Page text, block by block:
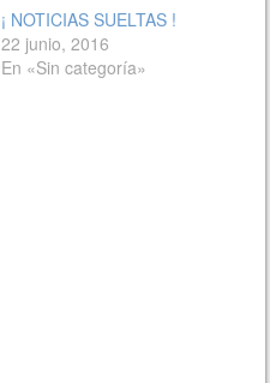
¡ NOTICIAS SUELTAS !
22 junio, 2016
En «Sin categoría»